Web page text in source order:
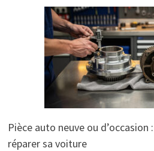
Pièce auto neuve ou d’occasion
réparer sa voiture